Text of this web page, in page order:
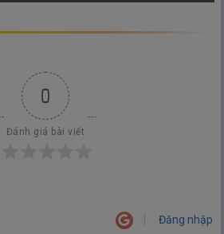
0
Đánh giá bài viết
Đăng nhập